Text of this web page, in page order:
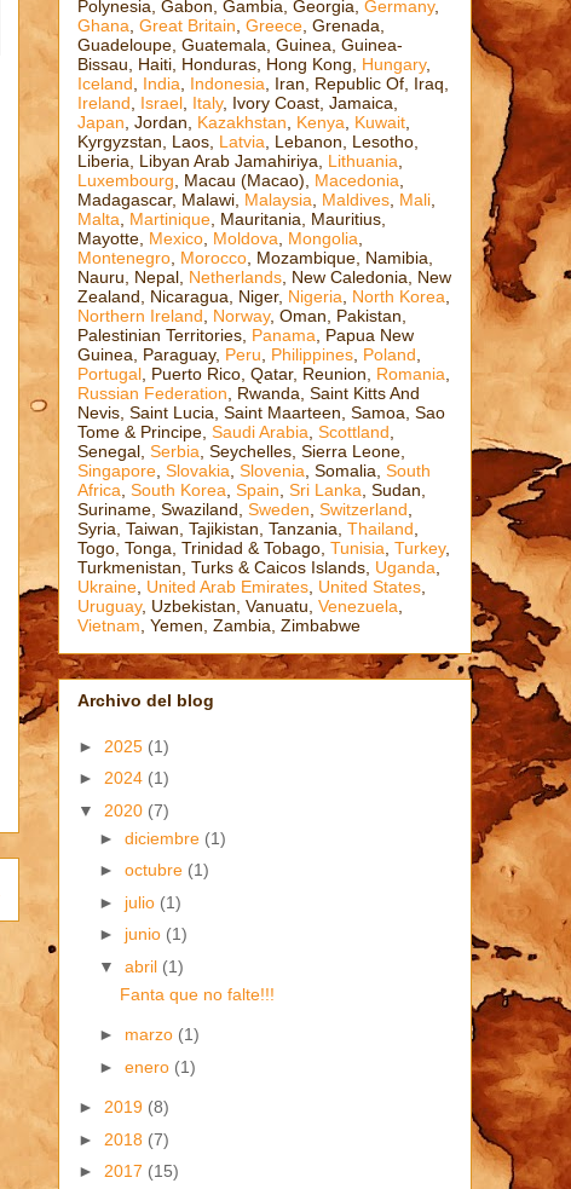
Polynesia, Gabon, Gambia, Georgia, Germany,
Ghana Great Britain Greece , Grenada,
Guadeloupe, Guatemala, Guinea, Guinea-
Bissau, Haiti, Honduras, Hong Kong, Hungary,
Iceland
India Indonesia , Iran, Republic Of, Iraq,
Ireland
Israel Italy, Ivory Coast, Jamaica,
Japan , Jordan, Kazakhstan Kenya Kuwait
Kyrgyzstan, Laos, Latvia , Lebanon, Lesotho,
Liberia, Libyan Arab Jamahiriya, Lithuania
Luxembourg , Macau (Macao), Macedonia
Madagascar, Malawi, Malaysia Maldives Mali
Malta
Martinique , Mauritania, Mauritius,
Mayotte, Mexico Moldova Mongolia
Montenegro Morocco , Mozambique, Namibia,
Nauru, Nepal, Netherlands , New Caledonia, New
Zealand, Nicaragua, Niger, Nigeria North Korea
Northern Ireland
Norway, Oman, Pakistan,
Palestinian Territories, Panama , Papua New
Guinea, Paraguay, Peru Philippines Poland
Portugal , Puerto Rico, Qatar, Reunion, Romania
Russian Federation , Rwanda, Saint Kitts And
Nevis, Saint Lucia, Saint Maarteen, Samoa, Sao
Tome & Principe, Saudi Arabia Scottland
Senegal, Serbia , Seychelles, Sierra Leone,
Singapore Slovakia Slovenia , Somalia, South
Africa South Korea Spain Sri Lanka , Sudan,
Suriname, Swaziland, Sweden Switzerland
Syria, Taiwan, Tajikistan, Tanzania, Thailand
Togo, Tonga, Trinidad & Tobago, Tunisia Turkey,
Turkmenistan, Turks & Caicos Islands, Uganda
Ukraine United Arab Emirates United States
Uruguay, Uzbekistan, Vanuatu, Venezuela
Vietnam , Yemen, Zambia, Zimbabwe
Archivo del blog
► 2025 (1)
► 2024 (1)
▼ 2020 (7)
► diciembre (1)
► octubre (1)
► julio (1)
► junio (1)
▼ abril (1)
Fanta que no falte!!!
► marzo (1)
► enero (1)
► 2019 (8)
► 2018 (7)
► 2017 (15)